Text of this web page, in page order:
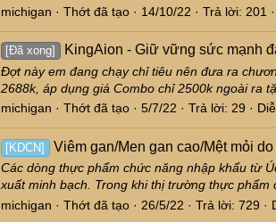
michigan
Thớt đã tạo 14/10/22 Trả lời: 201
[Đã xong] KingAion - Giữ vững sức mạnh
Đợt này em đang chạy chỉ tiêu nên đưa ra
2688k, áp dụng giá Combo chỉ 2500k ngoài ra
michigan
Thớt đã tạo 5/7/22 Trả lời: 29
[KDCN] Viêm gan/Men gan cao/Mệt mỏi
Các dòng thực phẩm chức năng nhập khẩu từ
xuất minh bạch. Trong khi thị trường thực
michigan
Thớt đã tạo 26/5/22 Trả lời: 729